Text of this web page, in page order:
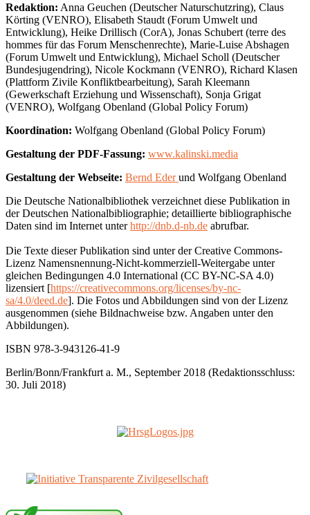
Redaktion: Anna Geuchen (Deutscher Naturschutzring), Claus
Körting (VENRO), Elisabeth Staudt (Forum Umwelt und
Entwicklung), Heike Drillisch (CorA), Jonas Schubert (terre des
hommes für das Forum Menschenrechte), Marie-Luise Abshagen
(Forum Umwelt und Entwicklung), Michael Scholl (Deutscher
Bundesjugendring), Nicole Kockmann (VENRO), Richard Klasen
(Plattform Zivile Konfliktbearbeitung), Sarah Kleemann
(Gewerkschaft Erziehung und Wissenschaft), Sonja Grigat
(VENRO), Wolfgang Obenland (Global Policy Forum)
Koordination: Wolfgang Obenland (Global Policy Forum)
Gestaltung der PDF-Fassung: www.kalinski.media
Gestaltung der Webseite: Bernd Ederund Wolfgang Obenland
Die Deutsche Nationalbibliothek verzeichnet diese Publikation in
der Deutschen Nationalbibliographie; detaillierte bibliographische
Daten sind im Internet unterhttp://dnb.d-nb.de abrufbar.
Die Texte dieser Publikation sind unter der Creative Commons-
Lizenz Namensnennung-Nicht-kommerziell-Weitergabe unter
gleichen Bedingungen 4.0 International (CC BY-NC-SA 4.0)
lizensiert [https://creativecommons.org/licenses/by-nc-
sa/4.0/deed.de]. Die Fotos und Abbildungen sind von der Lizenz
ausgenommen (siehe Bildnachweise bzw. Angaben unter den
Abbildungen).
ISBN 978-3-943126-41-9
Berlin/Bonn/Frankfurt a. M., September 2018 (Redaktionsschluss:
30. Juli 2018)